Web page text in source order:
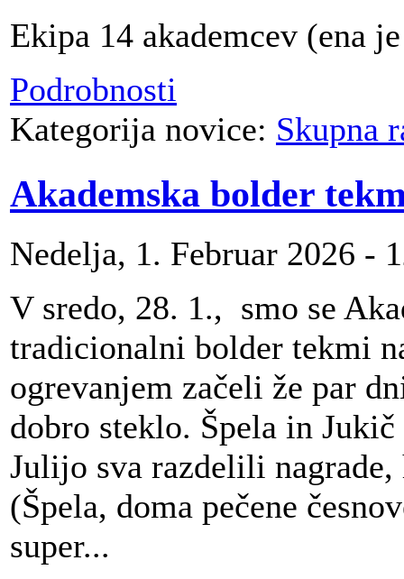
Ekipa 14 akademcev (ena
Podrobnosti
Kategorija novice: Skupna
Akademska bolder
Nedelja, 1. Februar 2026 -
V sredo, 28. 1., smo se
tradicionalni bolder tekmi
ogrevanjem začeli že par
dobro steklo. Špela in
Julijo sva razdelili
(Špela, doma pečene
super...